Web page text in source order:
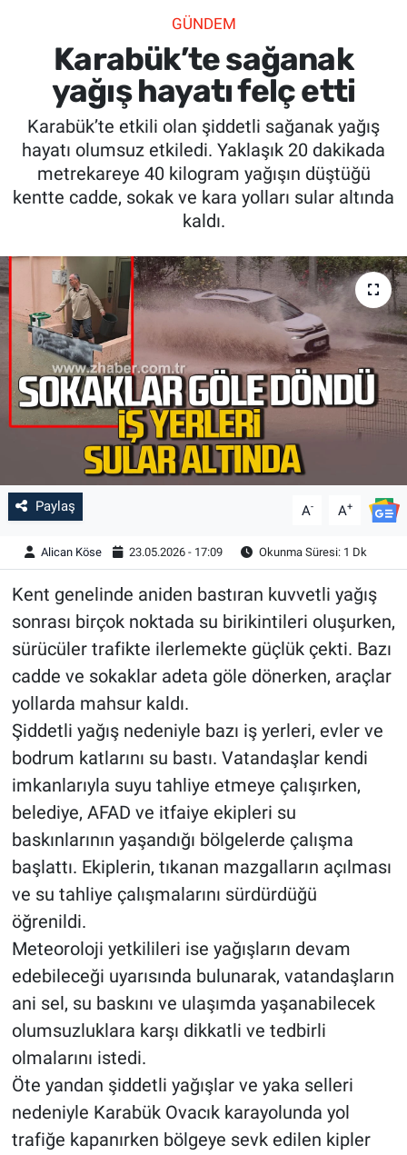
GÜNDEM
Karabük’te sağanak
yağış hayatı felç etti
Karabük’te etkili olan şiddetli sağanak yağış
hayatı olumsuz etkiledi. Yaklaşık 20 dakikada
metrekareye 40 kilogram yağışın düştüğü
kentte cadde, sokak ve kara yolları sular altında
kaldı.
Paylaş A- A+
Alican Köse 23.05.2026 - 17:09 Okunma Süresi: 1 Dk
Kent genelinde aniden bastıran kuvvetli yağış
sonrası birçok noktada su birikintileri oluşurken,
sürücüler trafikte ilerlemekte güçlük çekti. Bazı
cadde ve sokaklar adeta göle dönerken, araçlar
yollarda mahsur kaldı.
Şiddetli yağış nedeniyle bazı iş yerleri, evler ve
bodrum katlarını su bastı. Vatandaşlar kendi
imkanlarıyla suyu tahliye etmeye çalışırken,
belediye, AFAD ve itfaiye ekipleri su
baskınlarının yaşandığı bölgelerde çalışma
başlattı. Ekiplerin, tıkanan mazgalların açılması
ve su tahliye çalışmalarını sürdürdüğü
öğrenildi.
Meteoroloji yetkilileri ise yağışların devam
edebileceği uyarısında bulunarak, vatandaşların
ani sel, su baskını ve ulaşımda yaşanabilecek
olumsuzluklara karşı dikkatli ve tedbirli
olmalarını istedi.
Öte yandan şiddetli yağışlar ve yaka selleri
nedeniyle Karabük Ovacık karayolunda yol
trafiğe kapanırken bölgeye sevk edilen kipler
SPOR
SAĞLIK